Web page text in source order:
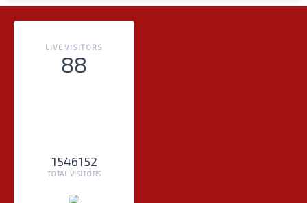
LIVE VISITORS
88
1546152
TOTAL VISITORS